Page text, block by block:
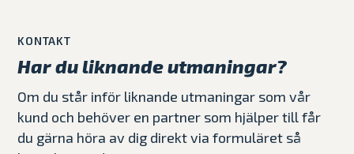
KONTAKT
Har du liknande utmaningar?
Om du står inför liknande utmaningar som vår
kund och behöver en partner som hjälper till får
du gärna höra av dig direkt via formuläret så